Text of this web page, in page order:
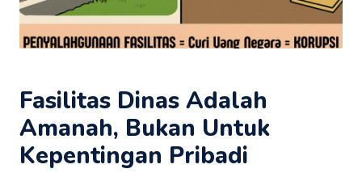
Fasilitas Dinas Adalah
Amanah, Bukan Untuk
Kepentingan Pribadi